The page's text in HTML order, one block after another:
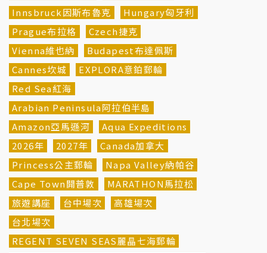
Innsbruck因斯布魯克
Hungary匈牙利
Prague布拉格
Czech捷克
Vienna維也納
Budapest布達佩斯
Cannes坎城
EXPLORA意鉑郵輪
Red Sea紅海
Arabian Peninsula阿拉伯半島
Amazon亞馬遜河
Aqua Expeditions
2026年
2027年
Canada加拿大
Princess公主郵輪
Napa Valley納帕谷
Cape Town開普敦
MARATHON馬拉松
旅遊講座
台中場次
高雄場次
台北場次
REGENT SEVEN SEAS麗晶七海郵輪